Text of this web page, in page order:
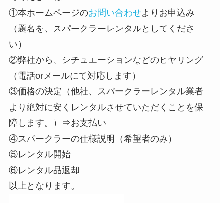
①本ホームページのお問い合わせよりお申込み
（題名を、スパークラーレンタルとしてくださ
い）
②弊社から、シチュエーションなどのヒヤリング
（電話orメールにて対応します）
③価格の決定（他社、スパークラーレンタル業者
より絶対に安くレンタルさせていただくことを保
障します。）⇒お支払い
④スパークラーの仕様説明（希望者のみ）
⑤レンタル開始
⑥レンタル品返却
以上となります。